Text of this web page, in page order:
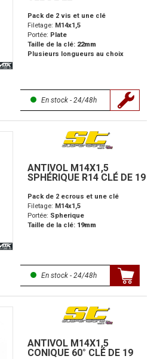
Pack de 2 vis et une clé
Filetage: M14x1,5
Portée: Plate
Taille de la clé: 22mm
Plusieurs longueurs au choix
En stock - 24/48h
ANTIVOL M14X1,5
SPHÉRIQUE R14 CLÉ DE 19
Pack de 2 ecrous et une clé
Filetage: M14x1,5
Portée: Spherique
Taille de la clé: 19mm
En stock - 24/48h
ANTIVOL M14X1,5
CONIQUE 60° CLÉ DE 19